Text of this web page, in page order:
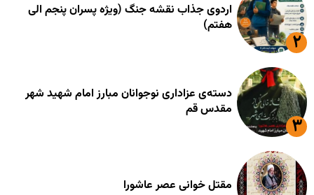
اردوی جذاب نقشه جنگ (ویژه پسران پنجم الی
هفتم)
دسته‌ی عزاداری نوجوانان مبارز امام شهید شهر
مقدس قم
مقتل خوانی عصر عاشورا